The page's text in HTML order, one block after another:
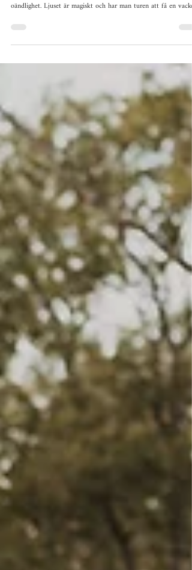
INOMHUS
De flesta av mina fotograferingar äger rum ute i naturen. Det är
solnedgång är nog ingen lyckligare än jag :) Men! Det går ju
faktiskt att få till en lika mysig och avslappnad (och kanske
mer personlig) fotografering hemma hos dig som ska fotas. Om
vädret är dåligt eller att du bara helt enkelt känner dig tryggare
hemmaplan så är de